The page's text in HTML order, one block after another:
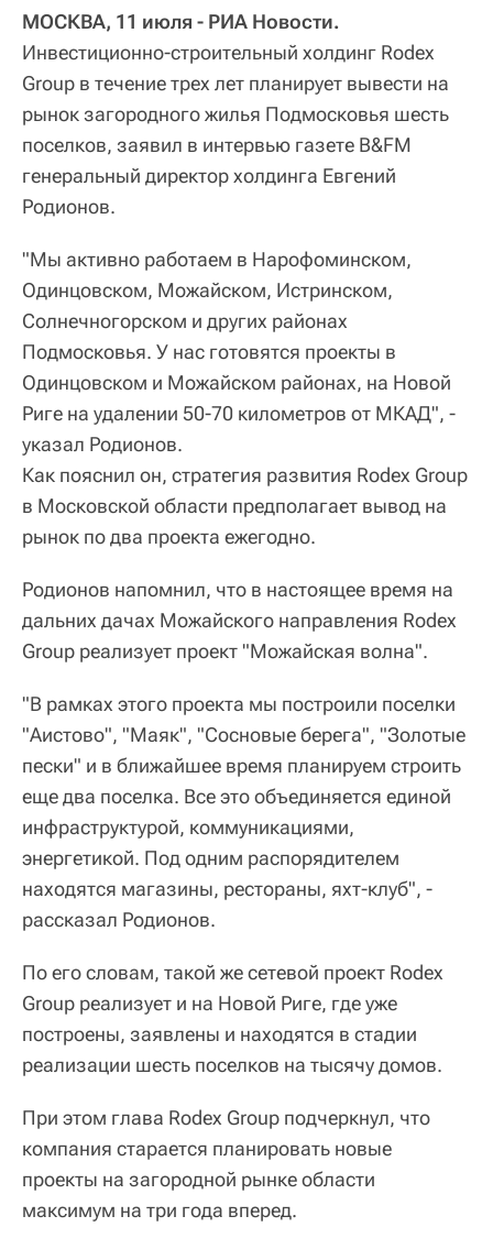
МОСКВА, 11 июля - РИА Новости.
Инвестиционно-строительный холдинг Rodex
Group в течение трех лет планирует вывести на
рынок загородного жилья Подмосковья шесть
поселков, заявил в интервью газете B&FM
генеральный директор холдинга Евгений
Родионов.
"Мы активно работаем в Нарофоминском,
Одинцовском, Можайском, Истринском,
Солнечногорском и других районах
Подмосковья. У нас готовятся проекты в
Одинцовском и Можайском районах, на Новой
Риге на удалении 50-70 километров от МКАД", -
указал Родионов.
Как пояснил он, стратегия развития Rodex Group
в Московской области предполагает вывод на
рынок по два проекта ежегодно.
Родионов напомнил, что в настоящее время на
дальних дачах Можайского направления Rodex
Group реализует проект "Можайская волна".
"В рамках этого проекта мы построили поселки
"Аистово", "Маяк", "Сосновые берега", "Золотые
пески" и в ближайшее время планируем строить
еще два поселка. Все это объединяется единой
инфраструктурой, коммуникациями,
энергетикой. Под одним распорядителем
находятся магазины, рестораны, яхт-клуб", -
рассказал Родионов.
По его словам, такой же сетевой проект Rodex
Group реализует и на Новой Риге, где уже
построены, заявлены и находятся в стадии
реализации шесть поселков на тысячу домов.
При этом глава Rodex Group подчеркнул, что
компания старается планировать новые
проекты на загородной рынке области
максимум на три года вперед.